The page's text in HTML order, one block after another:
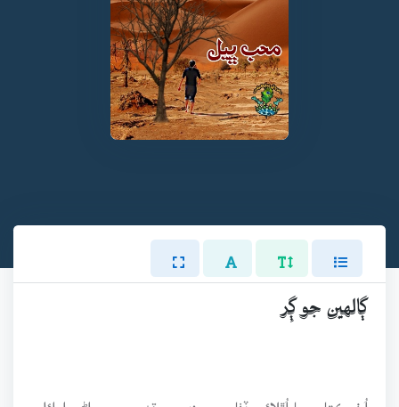
ڳالهين جو ڳِر
اُٺ ڪتابن جا اُٿلائي ڏٺاسين جنهن ۾ قديمي ۽ پراڻي اوائلي